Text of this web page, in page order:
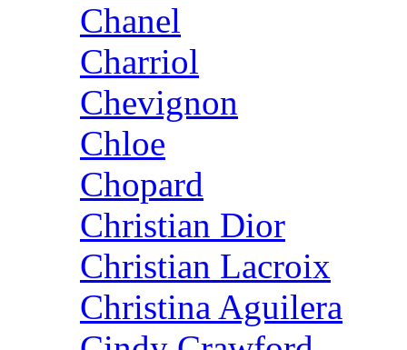
Chanel
Charriol
Chevignon
Chloe
Chopard
Christian Dior
Christian Lacroix
Christina Aguilera